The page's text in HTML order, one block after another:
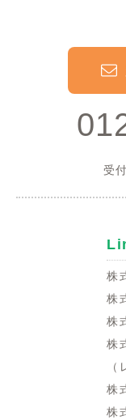
受
株
株
株
株
株
株